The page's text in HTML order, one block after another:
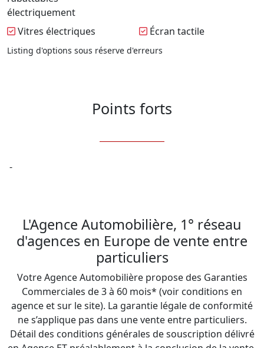
électriquement
Vitres électriques
Écran tactile
Listing d'options sous réserve d'erreurs
Points forts
L'Agence Automobilière, 1° réseau
d'agences en Europe de vente entre
particuliers
Votre Agence Automobilière propose des Garanties
Commerciales de 3 à 60 mois* (voir conditions en
agence et sur le site). La garantie légale de conformité
ne s’applique pas dans une vente entre particuliers.
Détail des conditions générales de souscription délivré